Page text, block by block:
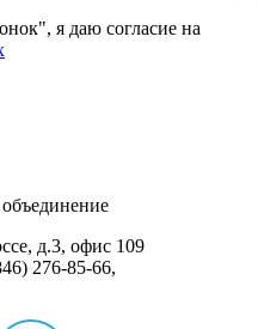
я даю согласие на
д.3, офис 109
276-85-66,